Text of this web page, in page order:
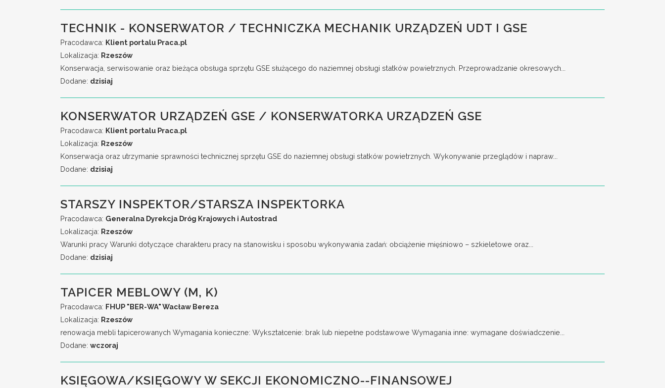
TECHNIK - KONSERWATOR / TECHNICZKA MECHANIK URZĄDZEŃ UDT I GSE
Pracodawca: Klient portalu Praca.pl
Lokalizacja: Rzeszów
Konserwacja, serwisowanie oraz bieżąca obsługa sprzętu GSE służącego do naziemnej obsługi statków powietrznych. Przeprowadzanie okresowych...
Dodane: dzisiaj
KONSERWATOR URZĄDZEŃ GSE / KONSERWATORKA URZĄDZEŃ GSE
Pracodawca: Klient portalu Praca.pl
Lokalizacja: Rzeszów
Konserwacja oraz utrzymanie sprawności technicznej sprzętu GSE do naziemnej obsługi statków powietrznych. Wykonywanie przeglądów i napraw...
Dodane: dzisiaj
STARSZY INSPEKTOR/STARSZA INSPEKTORKA
Pracodawca: Generalna Dyrekcja Dróg Krajowych i Autostrad
Lokalizacja: Rzeszów
Warunki pracy Warunki dotyczące charakteru pracy na stanowisku i sposobu wykonywania zadań: obciążenie mięśniowo – szkieletowe oraz...
Dodane: dzisiaj
TAPICER MEBLOWY (M, K)
Pracodawca: FHUP "BER-WA" Wacław Bereza
Lokalizacja: Rzeszów
renowacja mebli tapicerowanych Wymagania konieczne: Wykształcenie: brak lub niepełne podstawowe Wymagania inne: wymagane doświadczenie...
Dodane: wczoraj
KSIĘGOWA/KSIĘGOWY W SEKCJI EKONOMICZNO--FINANSOWEJ